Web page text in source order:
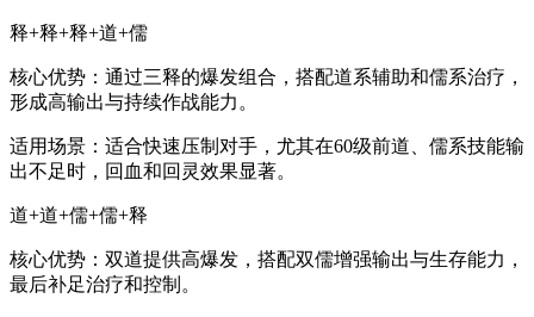
‌释+释+释+道+儒‌
‌核心优势‌：通过三释的爆发组合，搭配道系辅助和儒系治疗，
形成高输出与持续作战能力。 ‌
‌适用场景‌：适合快速压制对手，尤其在60级前道、儒系技能输
出不足时，回血和回灵效果显著。 ‌
‌道+道+儒+儒+释‌
‌核心优势‌：双道提供高爆发，搭配双儒增强输出与生存能力，
最后补足治疗和控制。 ‌